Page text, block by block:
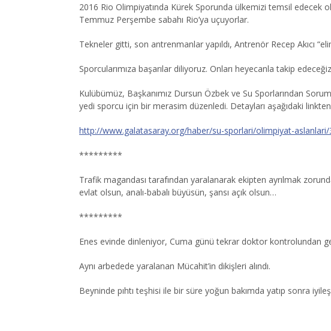
2016 Rio Olimpiyatında Kürek Sporunda ülkemizi temsil edecek
Temmuz Perşembe sabahı Rio’ya uçuyorlar.
Tekneler gitti, son antrenmanlar yapıldı, Antrenör Recep Akıcı
Sporcularımıza başarılar diliyoruz. Onları heyecanla takip
Kulübümüz, Başkanımız Dursun Özbek ve Su Sporlarından
yedi sporcu için bir merasim düzenledi. Detayları aşağıdaki
http://www.galatasaray.org/haber/su-sporlari/olimpiyat-aslanlari/
*********
Trafik magandası tarafından yaralanarak ekipten ayrılmak
evlat olsun, analı-babalı büyüsün, şansı açık olsun…
*********
Enes evinde dinleniyor, Cuma günü tekrar doktor kontrolundan
Aynı arbedede yaralanan Mücahit’in dikişleri alındı.
Beyninde pıhtı teşhisi ile bir süre yoğun bakımda yatıp sonra